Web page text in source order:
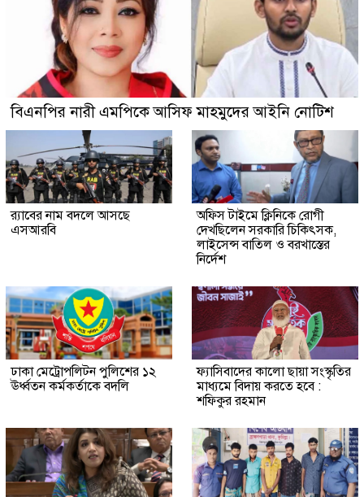
বিএনপির নারী এমপিকে আসিফ মাহমুদের আইনি নোটিশ
র‍্যাবের নাম বদলে আসছে
এসআরবি
অফিস টাইমে ক্লিনিকে রোগী
দেখছিলেন সরকারি চিকিৎসক,
লাইসেন্স বাতিল ও বরখাস্তের
নির্দেশ
ঢাকা মেট্রোপলিটন পুলিশের ১২
ঊর্ধ্বতন কর্মকর্তাকে বদলি
ফ্যাসিবাদের কালো ছায়া সংস্কৃতির
মাধ্যমে বিদায় করতে হবে :
শফিকুর রহমান